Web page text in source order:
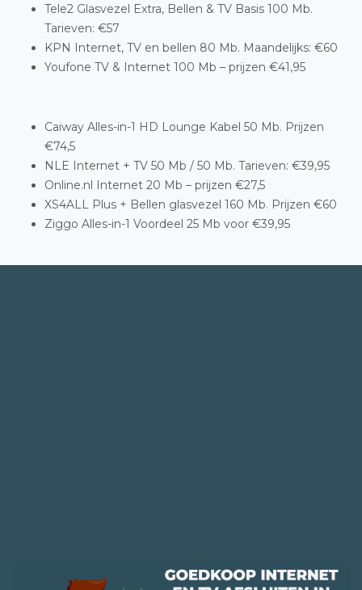
Tele2 Glasvezel Extra, Bellen & TV Basis 100 Mb.
Tarieven: €57
KPN Internet, TV en bellen 80 Mb. Maandelijks: €60
Youfone TV & Internet 100 Mb – prijzen €41,95
Caiway Alles-in-1 HD Lounge Kabel 50 Mb. Prijzen
€74,5
NLE Internet + TV 50 Mb / 50 Mb. Tarieven: €39,95
Online.nl Internet 20 Mb – prijzen €27,5
XS4ALL Plus + Bellen glasvezel 160 Mb. Prijzen €60
Ziggo Alles-in-1 Voordeel 25 Mb voor €39,95